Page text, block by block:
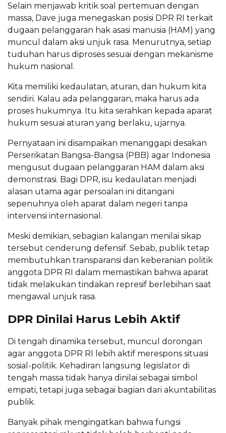
Selain menjawab kritik soal pertemuan dengan
massa, Dave juga menegaskan posisi DPR RI terkait
dugaan pelanggaran hak asasi manusia (HAM) yang
muncul dalam aksi unjuk rasa. Menurutnya, setiap
tuduhan harus diproses sesuai dengan mekanisme
hukum nasional.
Kita memiliki kedaulatan, aturan, dan hukum kita
sendiri. Kalau ada pelanggaran, maka harus ada
proses hukumnya. Itu kita serahkan kepada aparat
hukum sesuai aturan yang berlaku, ujarnya.
Pernyataan ini disampaikan menanggapi desakan
Perserikatan Bangsa-Bangsa (PBB) agar Indonesia
mengusut dugaan pelanggaran HAM dalam aksi
demonstrasi. Bagi DPR, isu kedaulatan menjadi
alasan utama agar persoalan ini ditangani
sepenuhnya oleh aparat dalam negeri tanpa
intervensi internasional.
Meski demikian, sebagian kalangan menilai sikap
tersebut cenderung defensif. Sebab, publik tetap
membutuhkan transparansi dan keberanian politik
anggota DPR RI dalam memastikan bahwa aparat
tidak melakukan tindakan represif berlebihan saat
mengawal unjuk rasa.
DPR Dinilai Harus Lebih Aktif
Di tengah dinamika tersebut, muncul dorongan
agar anggota DPR RI lebih aktif merespons situasi
sosial-politik. Kehadiran langsung legislator di
tengah massa tidak hanya dinilai sebagai simbol
empati, tetapi juga sebagai bagian dari akuntabilitas
publik.
Banyak pihak mengingatkan bahwa fungsi